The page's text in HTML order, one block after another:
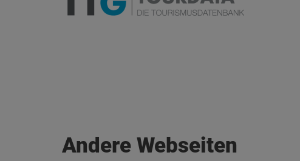
Andere Webseiten